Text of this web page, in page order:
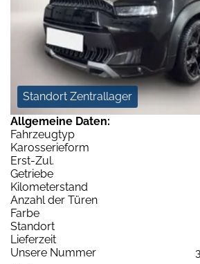
Standort Zentrallager
Allgemeine Daten:
Fahrzeugtyp
Karosserieform
Erst-Zul.
Getriebe
Kilometerstand
Anzahl der Türen
Farbe
Standort
Lieferzeit
Unsere Nummer